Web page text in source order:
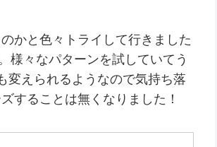
かと色々トライして行きました
様々なパターンを試していてう
変えられるようなので気持ち落
することは無くなりました！